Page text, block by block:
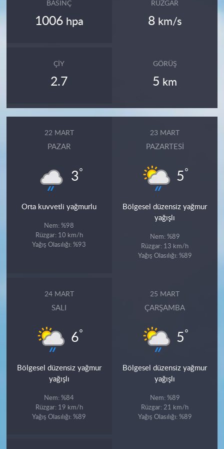
BASINÇ
1006 hpa
RÜZGAR
8 km/s
ÇIY
2.7
GÖRÜŞ
5 km
22 MART
PAZAR
3°
Orta kuvvetli yağmurlu
Nem: %98
Rüzgar: 10 km/h
Yağış Olasılığı: %93
23 MART
PAZARTESI
5°
Bölgesel düzensiz yağmur
yağışlı
Nem: %89
Rüzgar: 13 km/h
Yağış Olasılığı: %89
24 MART
SALI
6°
Bölgesel düzensiz yağmur
yağışlı
Nem: %84
Rüzgar: 19 km/h
Yağış Olasılığı: %89
25 MART
ÇARŞAMBA
5°
Bölgesel düzensiz yağmur
yağışlı
Nem: %89
Rüzgar: 21 km/h
Yağış Olasılığı: %89